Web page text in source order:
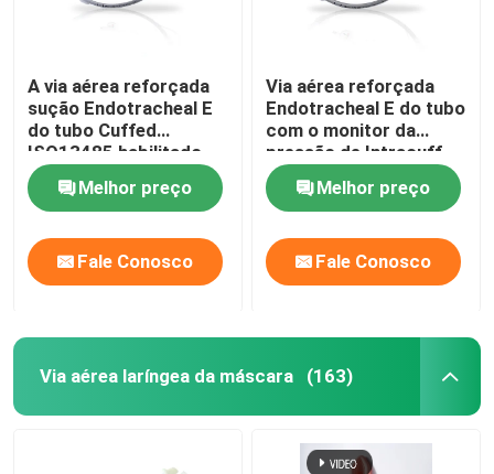
A via aérea reforçada
sução Endotracheal E
do tubo Cuffed
ISO13485 habilitado
Melhor preço
Fale Conosco
Via aérea reforçada
Endotracheal E do tubo
com o monitor da
pressão de Intracuff
Melhor preço
Fale Conosco
Via aérea laríngea da máscara (163)